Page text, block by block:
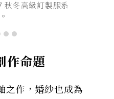
冬高級訂製服系
作命題
之作，婚紗也成為